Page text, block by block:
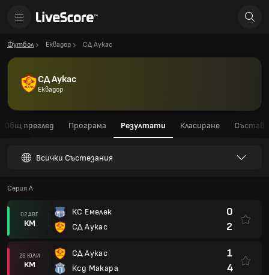
Футбол Еквадор СД Аукас
СД Аукас
Еквадор
Общ преглед Програма Резултати Класиране Състав
Всички Състезания
Серия A
02 АВГ
КМ
КС Емелек
СД Аукас
0
2
26 ЮЛИ
КМ
СД Аукас
Ксд Макара
1
4